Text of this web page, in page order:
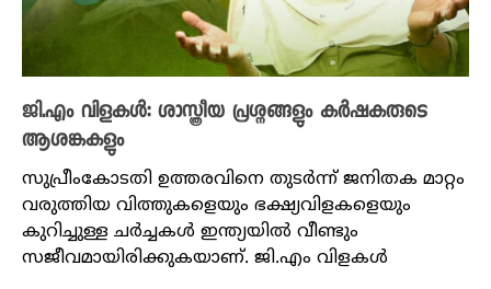
ജി.എം വിളകൾ: ശാസ്ത്രീയ പ്രശ്നങ്ങളും കർഷകരുടെ
ആശങ്കകളും
സുപ്രീംകോടതി ഉത്തരവിനെ തുടർന്ന് ജനിതക മാറ്റം
വരുത്തിയ വിത്തുകളെയും ഭക്ഷ്യവിളകളെയും
കുറിച്ചുള്ള ചർച്ചകൾ ഇന്ത്യയിൽ വീണ്ടും
സജീവമായിരിക്കുകയാണ്. ജി.എം വിളകൾ